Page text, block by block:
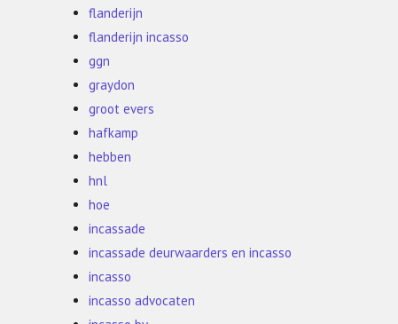
flanderijn
flanderijn incasso
ggn
graydon
groot evers
hafkamp
hebben
hnl
hoe
incassade
incassade deurwaarders en incasso
incasso
incasso advocaten